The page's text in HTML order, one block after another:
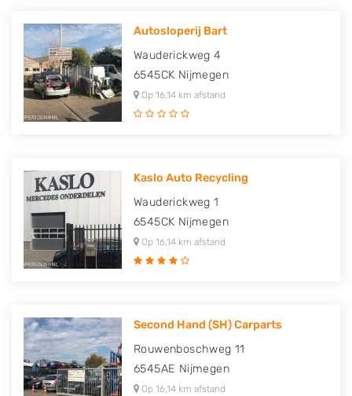
Autosloperij Bart
Wauderickweg 4
6545CK Nijmegen
Op 16,14 km afstand
Kaslo Auto Recycling
Wauderickweg 1
6545CK Nijmegen
Op 16,14 km afstand
Second Hand (SH) Carparts
Rouwenboschweg 11
6545AE Nijmegen
Op 16,14 km afstand